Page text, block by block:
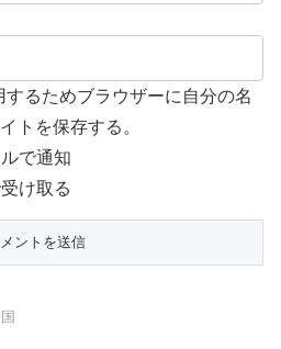
るためブラウザーに自分の名
トを保存する。
で通知
け取る